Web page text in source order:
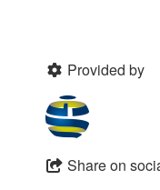
Provided by
Share on